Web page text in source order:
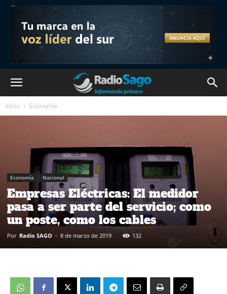
Inicio Economía
Economía Nacional
Empresas Eléctricas: El medidor
pasa a ser parte del servicio; como
un poste, como los cables
Por Radio SAGO - 8 de marzo de 2019 132